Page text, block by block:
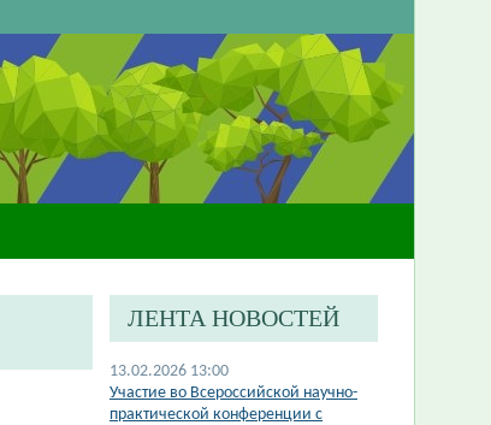
ЛЕНТА НОВОСТЕЙ
13.02.2026 13:00
Участие во Всероссийской научно-
практической конференции с